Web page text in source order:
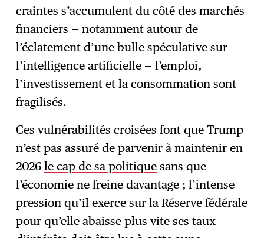
craintes s’accumulent du côté des marchés
financiers — notamment autour de
l’éclatement d’une bulle spéculative sur
l’intelligence artificielle — l’emploi,
l’investissement et la consommation sont
fragilisés.
Ces vulnérabilités croisées font que Trump
n’est pas assuré de parvenir à maintenir en
2026le cap de sa politique sans que
l’économie ne freine davantage ; l’intense
pression qu’il exerce sur la Réserve fédérale
pour qu’elle abaisse plus vite ses taux